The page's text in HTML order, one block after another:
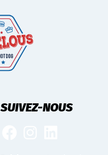
SUIVEZ-NOUS